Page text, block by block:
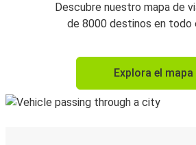
Descubre nuestro mapa de
de 8000 destinos en todo
Explora el mapa